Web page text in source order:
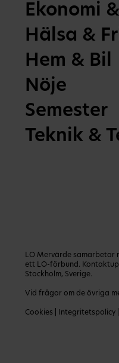
Ekonomi
Hälsa &
Hem & Bil
Nöje
Semester
Teknik &
LO Mervärde samarbetar
ett LO-förbund.
Stockholm, Sverige.
Vid frågor om de övriga
Cookies Integritetspolicy